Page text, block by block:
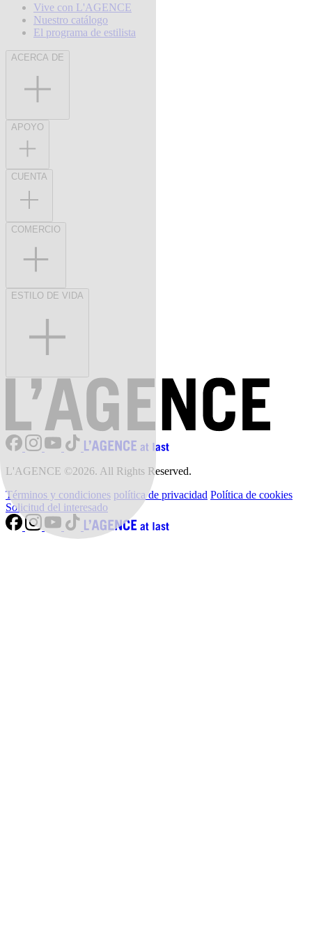
Vive con L'AGENCE
Nuestro catálogo
El programa de estilista
ACERCA DE
APOYO
CUENTA
COMERCIO
ESTILO DE VIDA
L'AGENCE ©2026. All Rights Reserved.
Términos y condiciones política de privacidad Política de cookies
Solicitud del interesado